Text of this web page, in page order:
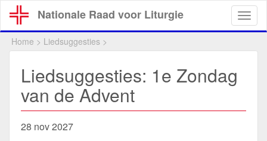
Overslaan
en
naar
Nationale Raad voor Liturgie
Home > Liedsuggesties >
Liedsuggesties: 1e Zondag
van de Advent
28 nov 2027